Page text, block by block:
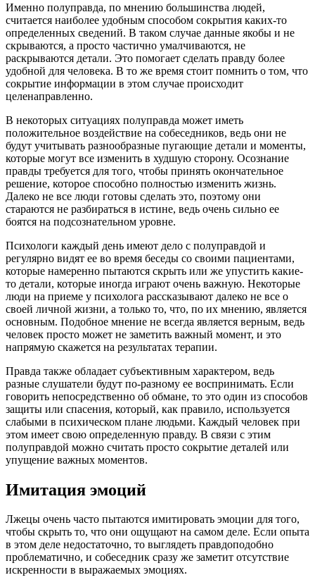
Именно полуправда, по мнению большинства людей,
считается наиболее удобным способом сокрытия каких-то
определенных сведений. В таком случае данные якобы и не
скрываются, а просто частично умалчиваются, не
раскрываются детали. Это помогает сделать правду более
удобной для человека. В то же время стоит помнить о том, что
сокрытие информации в этом случае происходит
целенаправленно.
В некоторых ситуациях полуправда может иметь
положительное воздействие на собеседников, ведь они не
будут учитывать разнообразные пугающие детали и моменты,
которые могут все изменить в худшую сторону. Осознание
правды требуется для того, чтобы принять окончательное
решение, которое способно полностью изменить жизнь.
Далеко не все люди готовы сделать это, поэтому они
стараются не разбираться в истине, ведь очень сильно ее
боятся на подсознательном уровне.
Психологи каждый день имеют дело с полуправдой и
регулярно видят ее во время беседы со своими пациентами,
которые намеренно пытаются скрыть или же упустить какие-
то детали, которые иногда играют очень важную. Некоторые
люди на приеме у психолога рассказывают далеко не все о
своей личной жизни, а только то, что, по их мнению, является
основным. Подобное мнение не всегда является верным, ведь
человек просто может не заметить важный момент, и это
напрямую скажется на результатах терапии.
Правда также обладает субъективным характером, ведь
разные слушатели будут по-разному ее воспринимать. Если
говорить непосредственно об обмане, то это один из способов
защиты или спасения, который, как правило, используется
слабыми в психическом плане людьми. Каждый человек при
этом имеет свою определенную правду. В связи с этим
полуправдой можно считать просто сокрытие деталей или
упущение важных моментов.
Имитация эмоций
Лжецы очень часто пытаются имитировать эмоции для того,
чтобы скрыть то, что они ощущают на самом деле. Если опыта
в этом деле недостаточно, то выглядеть правдоподобно
проблематично, и собеседник сразу же заметит отсутствие
искренности в выражаемых эмоциях.